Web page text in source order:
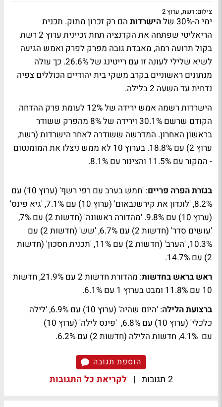
צילום: רשת, ערוץ 2
ימי ה-30% של הישרדות הם רק זכרון מתוק. תכנית
הריאליטי שפתחה את הקדנציה תחת זכיינית ערוץ 2 רשת
בקול תרועה רמה, מאבדת גובה מפרק לפרק ואמש הגיעה
לשיא שלילי לעונה זו עם רייטינג של 26.6%. כך עולה
מנתונים ראשוניים בקרב משקי בית יהודיים הכוללים צפיה
נדחית עד השעה 2 בלילה.
הישרדות רשמה אמש ירידה של 12% לעומת פרק ההדחה
הקודם שרשם 30.1% וירידה של 8% מהפרק ששודר
בראשון האחרון. המדרשה ששודרה לאחר הישרדות (רשת,
ערוץ 2) עם 18.8%. בערוץ 10 לא ממש ניצלו את המומנטום
- המקור עם 11.5% והצינור עם 8.1%.
בגזרת הפרה פריים
: 'חמש בערב עם רפי רשף' (ערוץ 10) עם
8.2%, 'לונדון את קירשנבאום' (ערוץ 10) עם 7.1%, 'גיא פינס'
(ערוץ 10) עם 9.8%. 'מהדורה ראשונה' (חדשות 2) עם 7%,
'עושים סדר' (חדשות 2) עם 6.7%, 'שש' (חדשות 2) עם
10.3%, 'הערב' (חדשות 2) עם 11%, 'תכנית חסכון' (חדשות
2) עם 14.7%.
ראש בראש בחדשות
: מהדורת חדשות 2 עם 21.9%, חדשות
10 עם 11.8% ומבט בערוץ 1 עם 6.1%.
ברצועת הלילה
: 'היום שהיה' (ערוץ 10) עם 6.9%, 'לילה
כלכלי' (ערוץ 10) עם 6.8%, 'פינס לילה' (ערוץ 10)
עם 4.1%, חדשות הלילה (חדשות 2) עם 6.2%. ‏
הוספת תגובה
2 תגובות | לקריאת כל התגובות